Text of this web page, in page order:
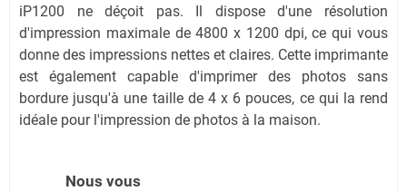
iP1200 ne déçoit pas. Il dispose d'une résolution
d'impression maximale de 4800 x 1200 dpi, ce qui vous
donne des impressions nettes et claires. Cette imprimante
est également capable d'imprimer des photos sans
bordure jusqu'à une taille de 4 x 6 pouces, ce qui la rend
idéale pour l'impression de photos à la maison.
Nous vous